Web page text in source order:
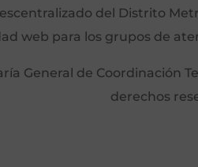
del Distrito
web para los grupos de
General de Coordinación
derechos